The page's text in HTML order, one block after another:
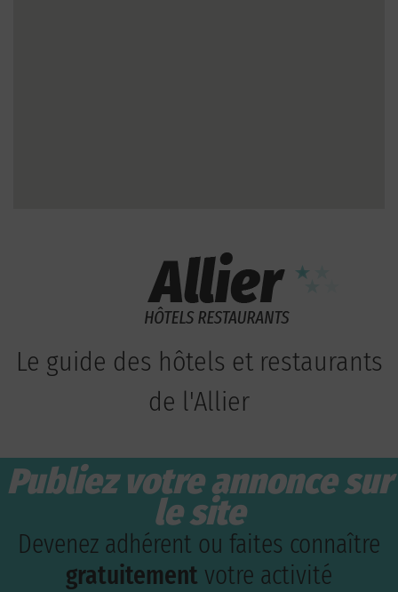
Le guide des hôtels et restaurants
de l'Allier
Publiez votre annonce sur
le site
Devenez adhérent ou faites connaître
gratuitement votre activité